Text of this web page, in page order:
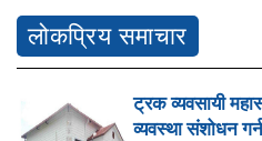
लोकप्रिय समाचार
ट्रक व्यवसायी
व्यवस्था संशोधन